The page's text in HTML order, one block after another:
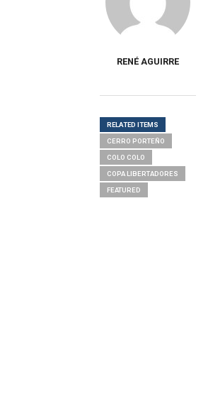
RENÉ AGUIRRE
RELATED ITEMS
CERRO PORTEÑO
COLO COLO
COPA LIBERTADORES
FEATURED